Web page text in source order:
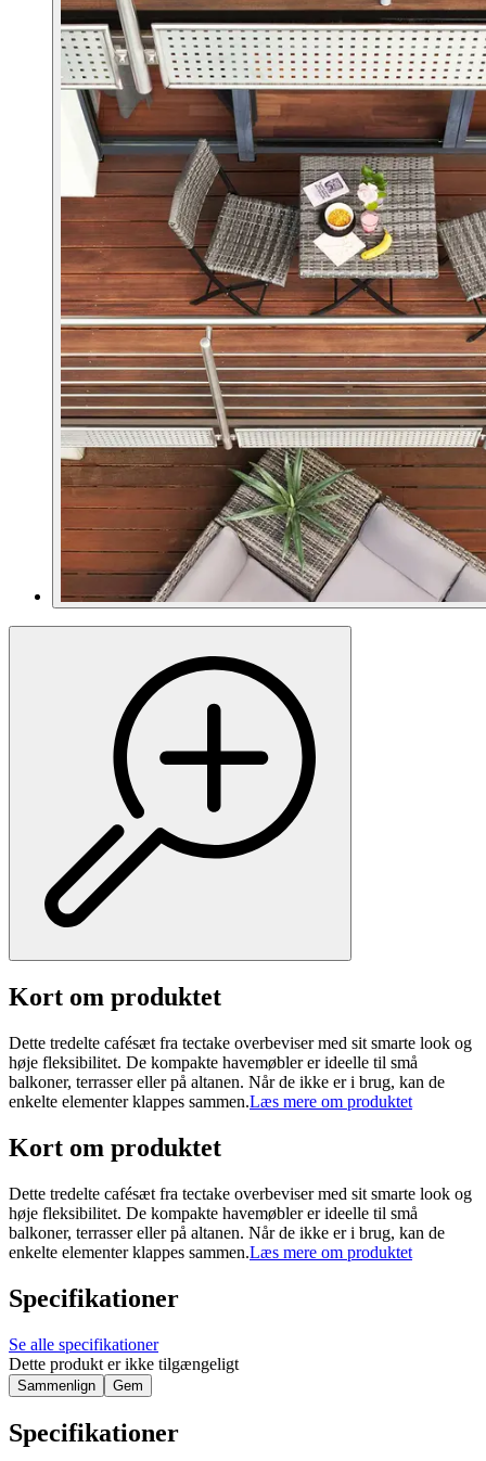
Kort om produktet
Dette tredelte cafésæt fra tectake overbeviser med sit smarte look og
høje fleksibilitet. De kompakte havemøbler er ideelle til små
balkoner, terrasser eller på altanen. Når de ikke er i brug, kan de
enkelte elementer klappes sammen.Læs mere om produktet
Kort om produktet
Dette tredelte cafésæt fra tectake overbeviser med sit smarte look og
høje fleksibilitet. De kompakte havemøbler er ideelle til små
balkoner, terrasser eller på altanen. Når de ikke er i brug, kan de
enkelte elementer klappes sammen.Læs mere om produktet
Specifikationer
Se alle specifikationer
Dette produkt er ikke tilgængeligt
Sammenlign Gem
Specifikationer